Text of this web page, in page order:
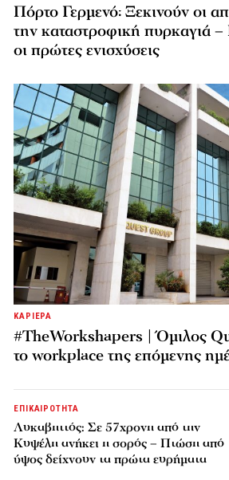
Πόρτο Γερμενό: Ξεκινούν οι
την καταστροφική πυρκαγιά
οι πρώτες ενισχύσεις
ΚΑΡΙΕΡΑ
#TheWorkshapers | Όμιλος
το workplace της επόμενης
ΕΠΙΚΑΙΡΟΤΗΤΑ
Λυκαβηττός: Σε 57χρονη από την
Κυψέλη ανήκει η σορός – Πτώση από
ύψος δείχνουν τα πρώτα ευρήματα